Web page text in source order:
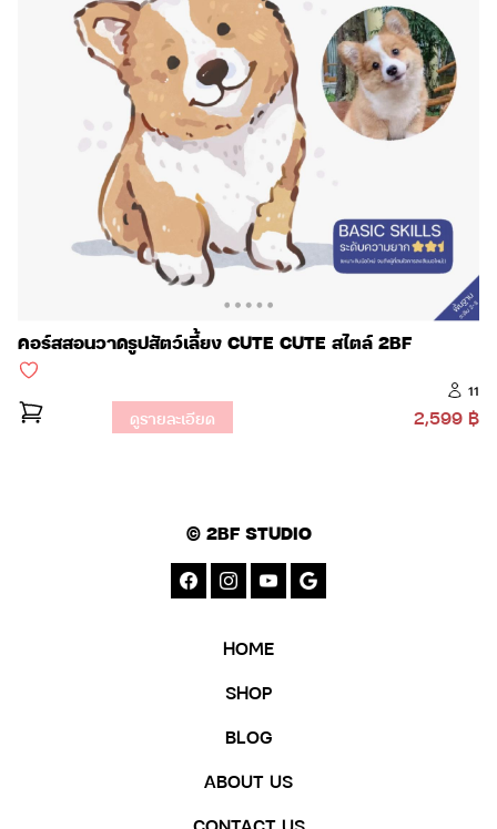
คอร์สสอนวาดรูปสัตว์เลี้ยง CUTE CUTE สไตล์ 2BF
11
ดูรายละเอียด 2,599 ฿
© 2BF STUDIO
HOME
SHOP
BLOG
ABOUT US